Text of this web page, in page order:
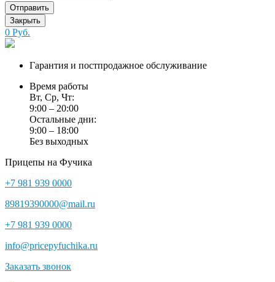
Отправить
Закрыть
0 Руб.
Гарантия и постпродажное обслуживание
Время работы
Вт, Ср, Чт:
9:00 – 20:00
Остальные дни:
9:00 – 18:00
Без выходных
Прицепы на Фучика
+7 981 939 0000
89819390000@mail.ru
+7 981 939 0000
info@pricepyfuchika.ru
Заказать звонок